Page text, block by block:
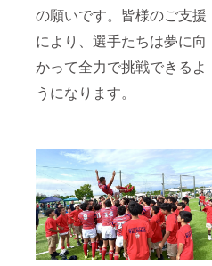
の願いです。皆様のご支援
により、選手たちは夢に向
かって全力で挑戦できるよ
うになります。